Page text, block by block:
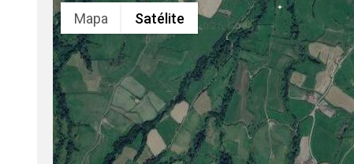
Mapa Satélite